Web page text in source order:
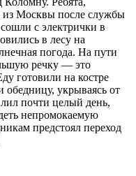
из Москвы после службы
с электрички в
в лесу на
погода. На пути
речку — это
готовили на костре
обедницу, укрываясь от
почти целый день,
непромокаемую
предстоял переход